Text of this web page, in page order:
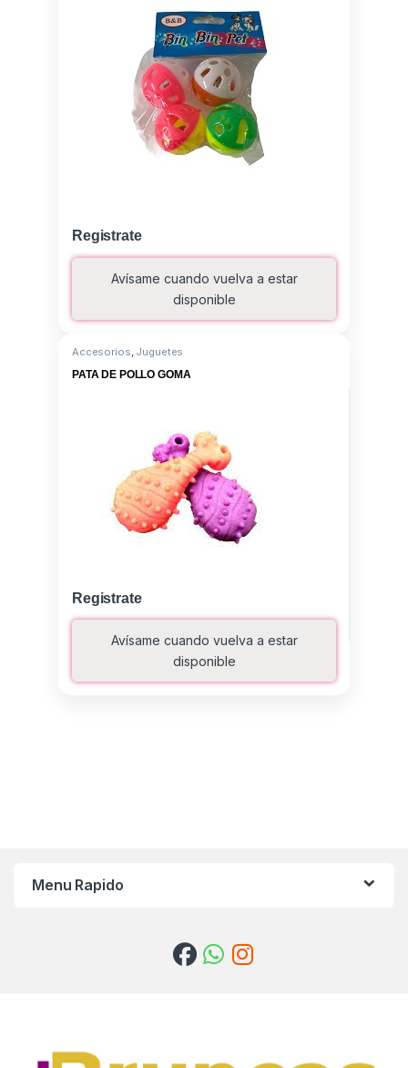
Registrate
Avísame cuando vuelva a estar
disponible
Accesorios, Juguetes
PATA DE POLLO GOMA
Registrate
Avísame cuando vuelva a estar
disponible
Menu Rapido